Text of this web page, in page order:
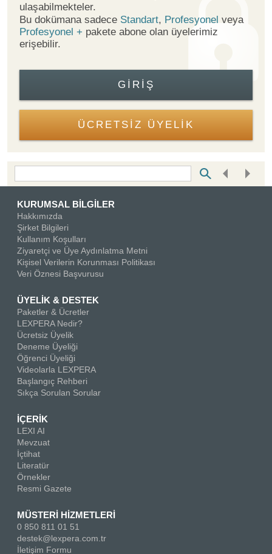
ulaşabilmekteler.
Bu dokümana sadece Standart, Profesyonel veya
Profesyonel + pakete abone olan üyelerimiz
erişebilir.
GIRIŞ
ÜCRETSİZ ÜYELİK
KURUMSAL BİLGİLER
Hakkımızda
Şirket Bilgileri
Kullanım Koşulları
Ziyaretçi ve Üye Aydınlatma Metni
Kişisel Verilerin Korunması Politikası
Veri Öznesi Başvurusu
ÜYELİK & DESTEK
Paketler & Ücretler
LEXPERA Nedir?
Ücretsiz Üyelik
Deneme Üyeliği
Öğrenci Üyeliği
Videolarla LEXPERA
Başlangıç Rehberi
Sıkça Sorulan Sorular
İÇERİK
LEXI AI
Mevzuat
İçtihat
Literatür
Örnekler
Resmi Gazete
MÜSTERİ HİZMETLERİ
0 850 811 01 51
destek@lexpera.com.tr
İletişim Formu